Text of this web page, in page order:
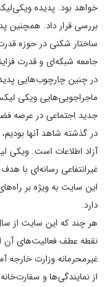
خواهد بود. پدیده
بررسی قرار داد. همچنین
ساختار شکنی در حوزه
جامعه شبکه‌ای و قدرت
در چنین چارچوب‌هایی
ماجراجویی‌هایی ویکی
جدید اجتماعی در عرصه
در گذشته شاهد آنها
آزاد اطلاعات است. ویکی
غیرانتفاعی رسانه‌ای با
این سایت به ویژه بر
دارد.
غیرمحرمانه وزارت خارجه
از نمایندگی‌ها و